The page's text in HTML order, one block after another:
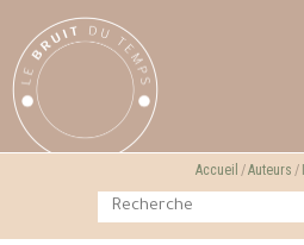
Accueil Auteurs